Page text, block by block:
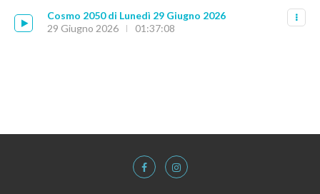
Cosmo 2050 di Lunedì 29 Giugno 2026
29 Giugno 2026
01:37:08